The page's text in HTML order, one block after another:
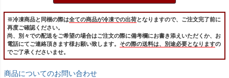
※冷凍商品と同梱の際は全ての商品が冷凍での出荷となりますので、ご注文完了前に
再度ご確認ください。
尚、別々での配送をご希望の場合はご注文の際に備考欄にお書き添えいただくか、お
電話にてご連絡頂きます様お願い致します。 その際の送料は、別途必要となりますの
でご了承くださいませ。
商品についてのお問い合わせ